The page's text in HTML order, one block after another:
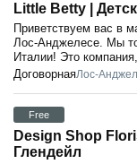
Little Betty |
Приветствуем вас в
Лос-Анджелесе. Мы
Италии! Это
ДоговорнаяЛос-
Free
Design Shop
Глендейл